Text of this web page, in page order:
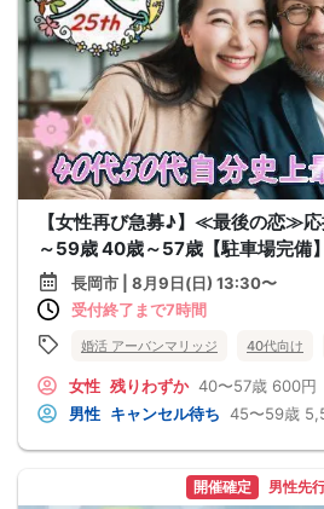
【女性再び急募♪】≪最後の恋≫
～59歳 40歳～57歳【駐車場完備】
長岡市 | 8月9日(日) 13:30〜
受付終了まで7時間
婚活 アーバンマリッジ 40代向け
女性 残りわずか 40〜57歳 600円
男性 キャンセル待ち 45〜59歳
開催確定 男性先